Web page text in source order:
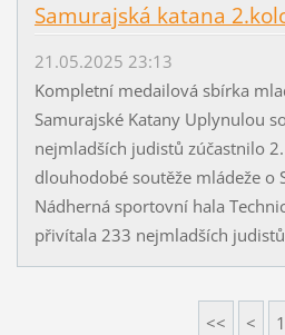
Samurajská katana
21.05.2025 23:13
Kompletní medailová sbírka
Samurajské Katany Uplynulou
nejmladších judistů zúčastnilo
dlouhodobé soutěže mládeže o
Nádherná sportovní hala
přivítala 233 nejmladších
<< < 1